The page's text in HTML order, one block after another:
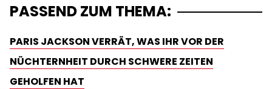
PASSEND ZUM THEMA:
PARIS JACKSON VERRÄT, WAS IHR VOR DER
NÜCHTERNHEIT DURCH SCHWERE ZEITEN
GEHOLFEN HAT